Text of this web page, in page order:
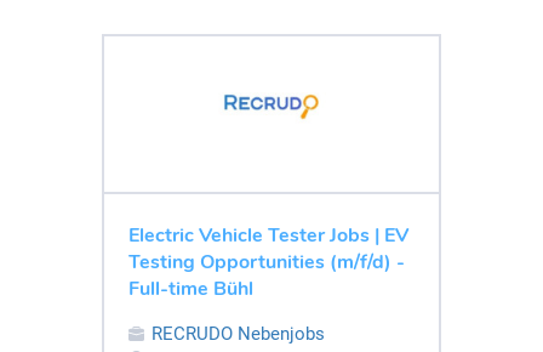
Electric Vehicle Tester Jobs | EV
Testing Opportunities (m/f/d) -
Full-time Bühl
RECRUDO Nebenjobs